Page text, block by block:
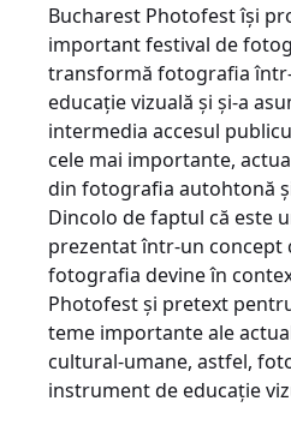
Bucharest Photofest își
important festival de
transformă fotografia
educație vizuală și şi-a
intermedia accesul
cele mai importante,
din fotografia autohtonă
Dincolo de faptul că este
prezentat într-un concept
fotografia devine în
Photofest şi pretext
teme importante ale
cultural-umane, astfel,
instrument de educaţie